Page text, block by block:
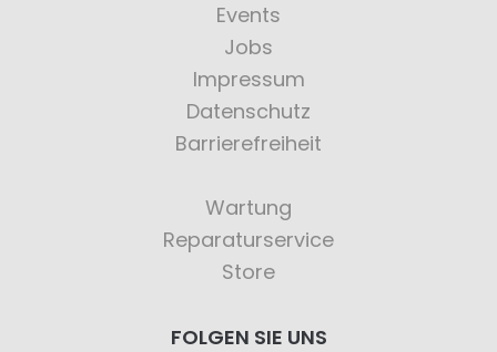
Events
Jobs
Impressum
Datenschutz
Barrierefreiheit
Wartung
Reparaturservice
Store
FOLGEN SIE UNS